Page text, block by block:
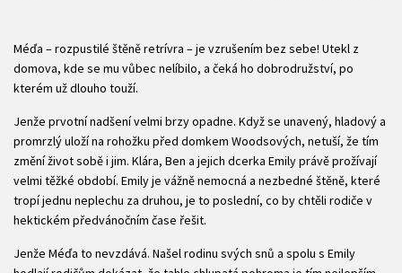
Méďa – rozpustilé štěně retrívra – je vzrušením bez sebe! Utekl z
domova, kde se mu vůbec nelíbilo, a čeká ho dobrodružství, po
kterém už dlouho touží.
Jenže prvotní nadšení velmi brzy opadne. Když se unavený, hladový a
promrzlý uloží na rohožku před domkem Woodsových, netuší, že tím
změní život sobě i jim. Klára, Ben a jejich dcerka Emily právě prožívají
velmi těžké období. Emily je vážně nemocná a nezbedné štěně, které
tropí jednu neplechu za druhou, je to poslední, co by chtěli rodiče v
hektickém předvánočním čase řešit.
Jenže Méďa to nevzdává. Našel rodinu svých snů a spolu s Emily